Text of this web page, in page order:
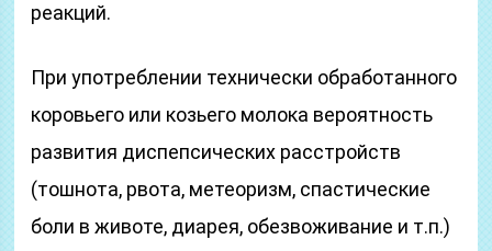
реакций.
При употреблении технически обработанного
коровьего или козьего молока вероятность
развития диспепсических расстройств
(тошнота, рвота, метеоризм, спастические
боли в животе, диарея, обезвоживание и т.п.)